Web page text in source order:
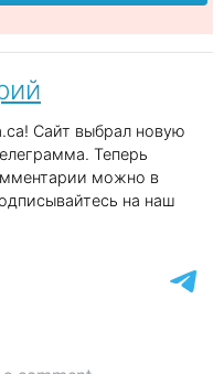
Сайт выбрал новую
Теперь
можно в
на наш